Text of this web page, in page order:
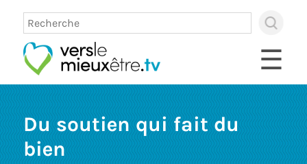
×
to
☰
Du soutien qui fait du
bien